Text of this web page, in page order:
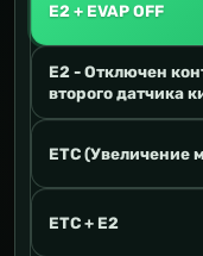
E2 + EVAP OFF
E2 - Отключен
второго датчика
ETC (Увеличение
ETC + E2